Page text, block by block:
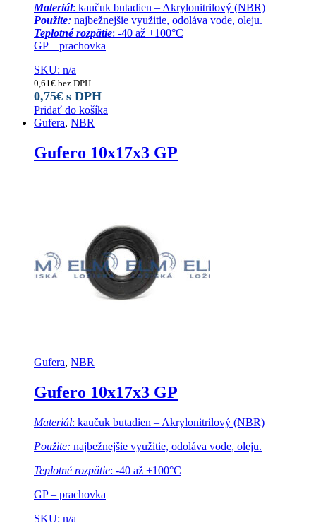
Materiál: kaučuk butadien – Akrylonitrilový (NBR)
Použite: najbežnejšie využitie, odoláva vode, oleju.
Teplotné rozpätie: -40 až +100°C
GP – prachovka
SKU: n/a
0,61 € bez DPH
0,75€ s DPH
Pridať do košíka
Gufera, NBR
Gufero 10x17x3 GP
Gufera, NBR
Gufero 10x17x3 GP
Materiál: kaučuk butadien – Akrylonitrilový (NBR)
Použite: najbežnejšie využitie, odoláva vode, oleju.
Teplotné rozpätie: -40 až +100°C
GP – prachovka
SKU: n/a